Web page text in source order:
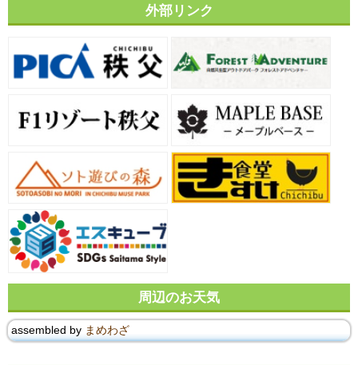
外部リンク
周辺のお天気
assembled by まめわざ